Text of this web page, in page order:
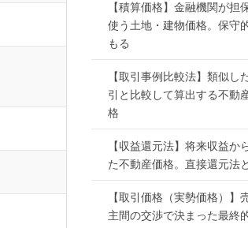
【積算価格】金融機関が担
使う土地・建物価格。保守
もる
【取引事例比較法】類似し
引と比較して算出する不動
格
【収益還元法】将来収益か
た不動産価格。直接還元法
【取引価格（実勢価格）】
主間の交渉で決まった最終